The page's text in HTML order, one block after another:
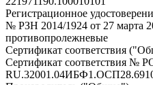
Регистрационное
№ РЗН 2014/1924 от 27 марта
противопролежневые
Сертификат соответствия
Сертификат соответствия №